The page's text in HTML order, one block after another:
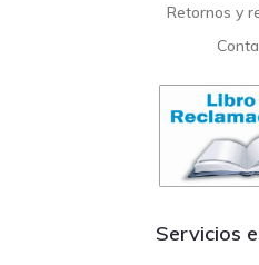
Retornos y
Servicios